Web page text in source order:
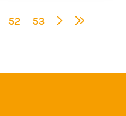
52 53